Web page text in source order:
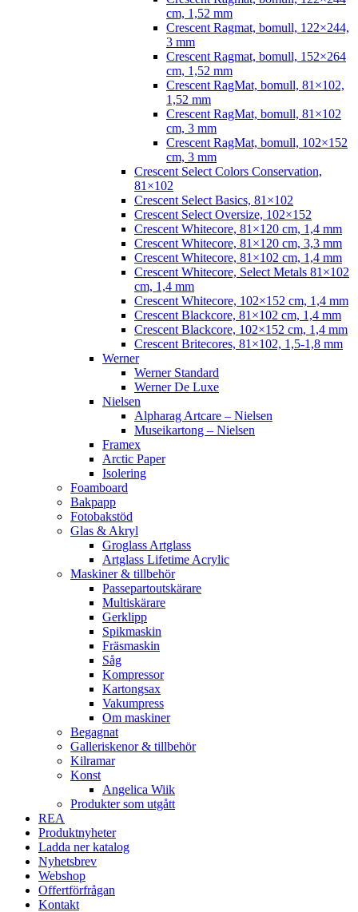
cm, 1,52 mm
Crescent Ragmat, bomull, 122×244,
3 mm
Crescent Ragmat, bomull, 152×264
cm, 1,52 mm
Crescent RagMat, bomull, 81×102,
1,52 mm
Crescent RagMat, bomull, 81×102
cm, 3 mm
Crescent RagMat, bomull, 102×152
cm, 3 mm
Crescent Select Colors Conservation,
81×102
Crescent Select Basics, 81×102
Crescent Select Oversize, 102×152
Crescent Whitecore, 81×120 cm, 1,4 mm
Crescent Whitecore, 81×120 cm, 3,3 mm
Crescent Whitecore, 81×102 cm, 1,4 mm
Crescent Whitecore, Select Metals 81×102
cm, 1,4 mm
Crescent Whitecore, 102×152 cm, 1,4 mm
Crescent Blackcore, 81×102 cm, 1,4 mm
Crescent Blackcore, 102×152 cm, 1,4 mm
Crescent Britecores, 81×102, 1,5-1,8 mm
Werner
Werner Standard
Werner De Luxe
Nielsen
Alpharag Artcare – Nielsen
Museikartong – Nielsen
Framex
Arctic Paper
Isolering
Foamboard
Bakpapp
Fotobakstöd
Glas & Akryl
Groglass Artglass
Artglass Lifetime Acrylic
Maskiner & tillbehör
Passepartoutskärare
Multiskärare
Gerklipp
Spikmaskin
Fräsmaskin
Såg
Kompressor
Kartongsax
Vakumpress
Om maskiner
Begagnat
Galleriskenor & tillbehör
Kilramar
Konst
Angelica Wiik
Produkter som utgått
REA
Produktnyheter
Ladda ner katalog
Nyhetsbrev
Webshop
Offertförfrågan
Kontakt